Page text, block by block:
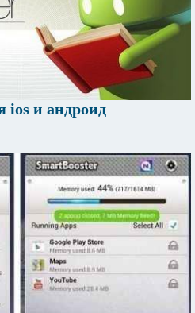
ios и андроид